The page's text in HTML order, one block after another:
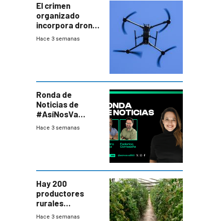
El crimen
organizado
incorpora drones
y abre un nuevo
Hace 3 semanas
Ronda de
Noticias de
#AsíNosVa
(20/7/26)
Hace 3 semanas
Hay 200
productores
rurales
afectados tras
Hace 3 semanas